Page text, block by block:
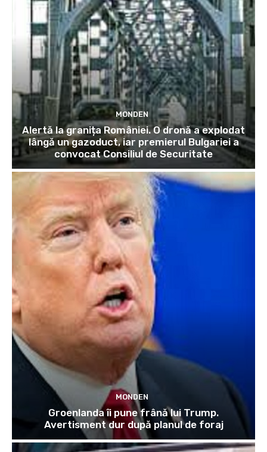
MONDEN
Alertă la granița României. O dronă a explodat
lângă un gazoduct, iar premierul Bulgariei a
convocat Consiliul de Securitate
MONDEN
Groenlanda îi pune frână lui Trump.
Avertisment dur după planul de foraj